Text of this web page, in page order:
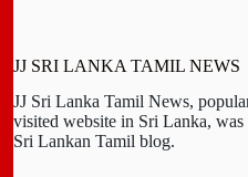
JJ SRI LANKA TAMIL NEWS
JJ Sri Lanka Tamil News,
visited website in Sri Lanka, was
Sri Lankan Tamil blog.